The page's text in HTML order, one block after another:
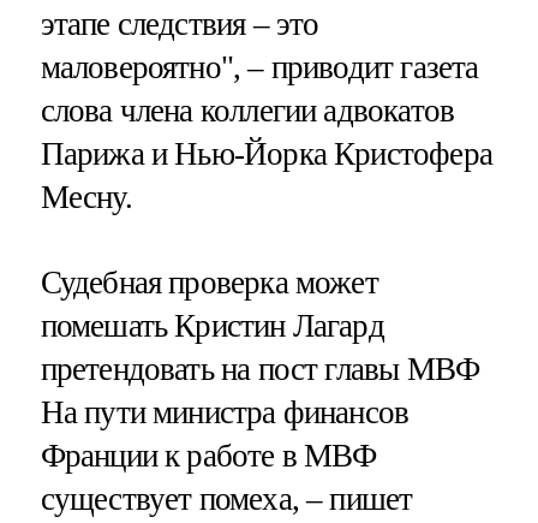
этапе следствия – это
маловероятно", – приводит газета
слова члена коллегии адвокатов
Парижа и Нью-Йорка Кристофера
Месну.
Судебная проверка может
помешать Кристин Лагард
претендовать на пост главы МВФ
На пути министра финансов
Франции к работе в МВФ
существует помеха, – пишет